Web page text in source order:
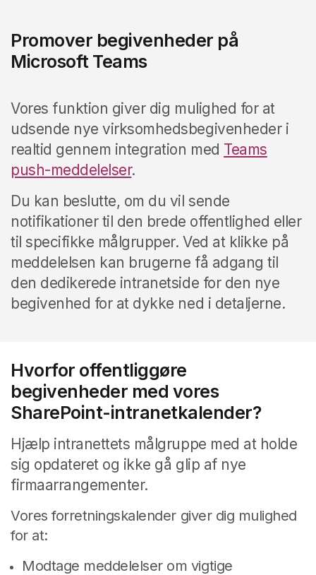
Promover begivenheder på
Microsoft Teams
Vores funktion giver dig mulighed for at
udsende nye virksomhedsbegivenheder i
realtid gennem integration med Teams
push-meddelelser.
Du kan beslutte, om du vil sende
notifikationer til den brede offentlighed eller
til specifikke målgrupper.Ved at klikke på
meddelelsen kan brugerne få adgang til
den dedikerede intranetside for den nye
begivenhed for at dykke ned i detaljerne.
Hvorfor offentliggøre
begivenheder med vores
SharePoint-intranetkalender?
Hjælp intranettets målgruppe med at holde
sig opdateret og ikke gå glip af nye
firmaarrangementer.
Vores forretningskalender giver dig mulighed
for at:
Modtage meddelelser om vigtige